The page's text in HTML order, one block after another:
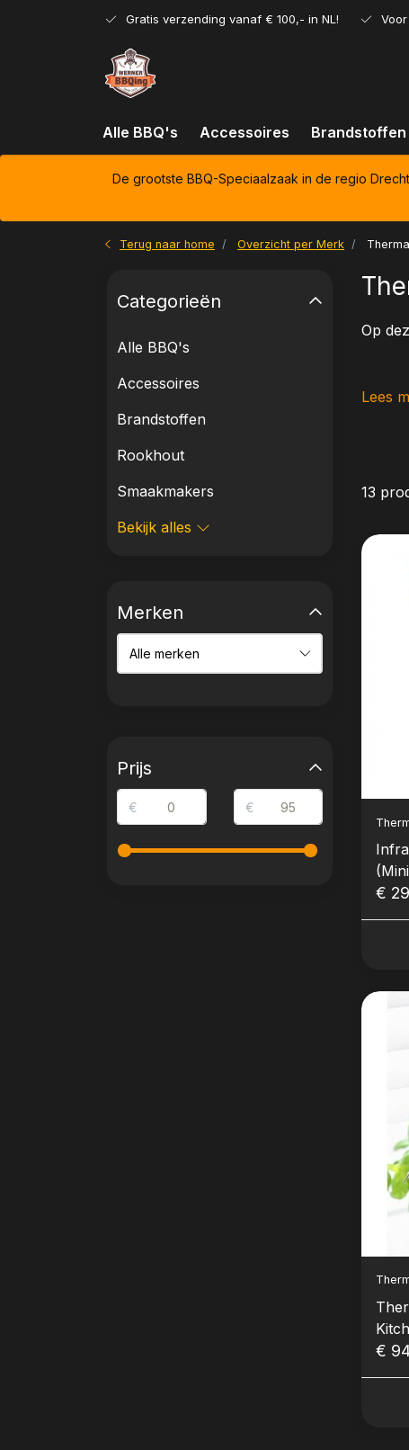
Gratis verzending vanaf € 100,- in NL!
Alle BBQ's Accessoires Brandstoffen
De grootste BBQ-Speciaalzaak in de regio
Terug naar home Overzicht per Merk
Op
Lees
13
€
€
Categorieën
Alle BBQ's
Accessoires
Brandstoffen
Rookhout
Smaakmakers
Bekijk alles
Merken
Prijs
€ €